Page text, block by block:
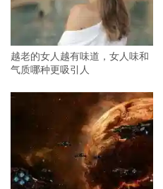
越老的女人越有味道，女人味和
气质哪种更吸引人